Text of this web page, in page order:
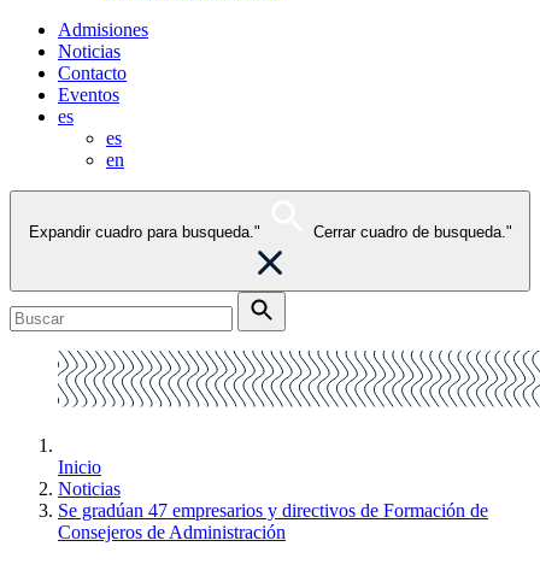
Admisiones
Noticias
Contacto
Eventos
es
es
en
Expandir cuadro para busqueda." Cerrar cuadro de busqueda."
Inicio
Noticias
Se gradúan 47 empresarios y directivos de Formación de
Consejeros de Administración